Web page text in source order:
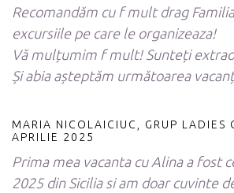
Recomandăm cu f mult drag
excursiile pe care le organizeaza!
Vă mulțumim f mult! Sunteți
Și abia așteptăm următoarea
MARIA NICOLAICIUC, GRUP LADIES
APRILIE 2025
Prima mea vacanta cu Alina a fost
2025 din Sicilia si am doar cuvinte